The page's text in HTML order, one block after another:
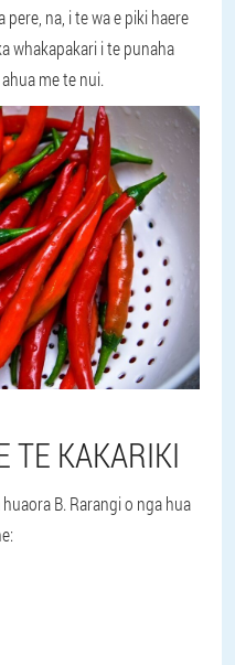
na, i te wa e piki haere
whakapakari i te punaha
me te nui.
TE KAKARIKI
B. Rarangi o nga hua